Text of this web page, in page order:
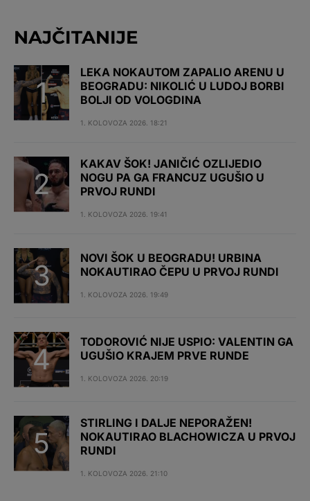
NAJČITANIJE
LEKA NOKAUTOM ZAPALIO ARENU U
BEOGRADU: NIKOLIĆ U LUDOJ BORBI
BOLJI OD VOLOGDINA
1. KOLOVOZA 2026. 18:21
KAKAV ŠOK! JANIČIĆ OZLIJEDIO
NOGU PA GA FRANCUZ UGUŠIO U
PRVOJ RUNDI
1. KOLOVOZA 2026. 19:41
NOVI ŠOK U BEOGRADU! URBINA
NOKAUTIRAO ČEPU U PRVOJ RUNDI
1. KOLOVOZA 2026. 19:49
TODOROVIĆ NIJE USPIO: VALENTIN GA
UGUŠIO KRAJEM PRVE RUNDE
1. KOLOVOZA 2026. 20:19
STIRLING I DALJE NEPORAŽEN!
NOKAUTIRAO BLACHOWICZA U PRVOJ
RUNDI
1. KOLOVOZA 2026. 21:10